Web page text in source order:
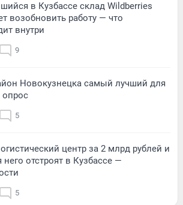
в Кузбассе склад Wildberries
возобновить работу — что
внутри
9
Новокузнецка самый лучший для
5
центр за 2 млрд рублей и
него отстроят в Кузбассе —
5